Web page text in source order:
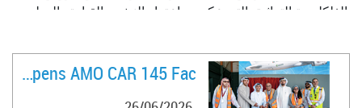
الفلكلورية التراثية، التي عكست اعتزاز النشء بالقيادة والوطن
فرقة الشاعر الحربية الأهازيج التراثية، وشاركت فرقة موسيقى
شرطة رأس الخيمة بعض من الفواصل والاستعراضات الوطنية
واختمت الاحتفالية بتقديم المسرحية الوطنية
FlyVaayu Opens AMO CAR 145 Fac ..